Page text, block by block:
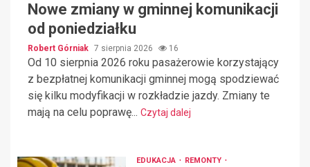
Nowe zmiany w gminnej komunikacji
od poniedziałku
Robert Górniak 7 sierpnia 2026 16
Od 10 sierpnia 2026 roku pasażerowie korzystający
z bezpłatnej komunikacji gminnej mogą spodziewać
się kilku modyfikacji w rozkładzie jazdy. Zmiany te
mają na celu poprawę... Czytaj dalej
EDUKACJA
REMONTY